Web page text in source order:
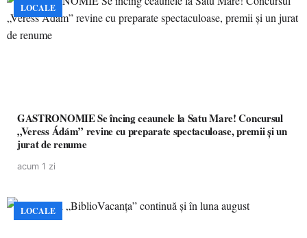
LOCALE
GASTRONOMIE Se încing ceaunele la Satu Mare! Concursul
„Veress Ádám” revine cu preparate spectaculoase, premii și un
jurat de renume
acum 1 zi
LOCALE